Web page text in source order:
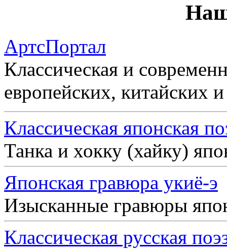
АртсПортал
Классическая и
европейских, китайских
Классическая японская
Танка и хокку (хайку)
Японская гравюра укиё-э
Изысканные гравюры
Классическая русская